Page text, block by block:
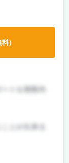
両方なし
トを期限内
とが出来る
）